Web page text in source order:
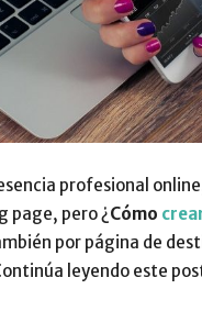
profesional
page, pero ¿Cómo
por página de
leyendo este